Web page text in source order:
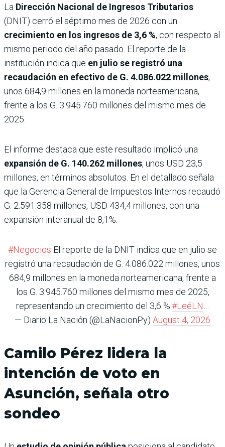
La Dirección Nacional de Ingresos Tributarios
(DNIT) cerró el séptimo mes de 2026 con un
crecimiento en los ingresos de 3,6 %, con respecto al
mismo periodo del año pasado. El reporte de la
institución indica que en julio se registró una
recaudación en efectivo de G. 4.086.022 millones,
unos 684,9 millones en la moneda norteamericana,
frente a los G. 3.945.760 millones del mismo mes de
2025.
El informe destaca que este resultado implicó una
expansión de G. 140.262 millones, unos USD 23,5
millones, en términos absolutos. En el detallado señala
que la Gerencia General de Impuestos Internos recaudó
G. 2.591.358 millones, USD 434,4 millones, con una
expansión interanual de 8,1%.
#Negocios El reporte de la DNIT indica que en julio se
registró una recaudación de G. 4.086.022 millones, unos
684,9 millones en la moneda norteamericana, frente a
los G. 3.945.760 millones del mismo mes de 2025,
representando un crecimiento del 3,6 %.#LeéLN
— Diario La Nación (@LaNacionPy) August 4, 2026
Camilo Pérez lidera la
intención de voto en
Asunción, señala otro
sondeo